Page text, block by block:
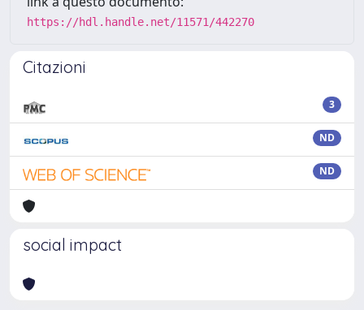
https://hdl.handle.net/11571/442270
Citazioni
3
ND
ND
social impact